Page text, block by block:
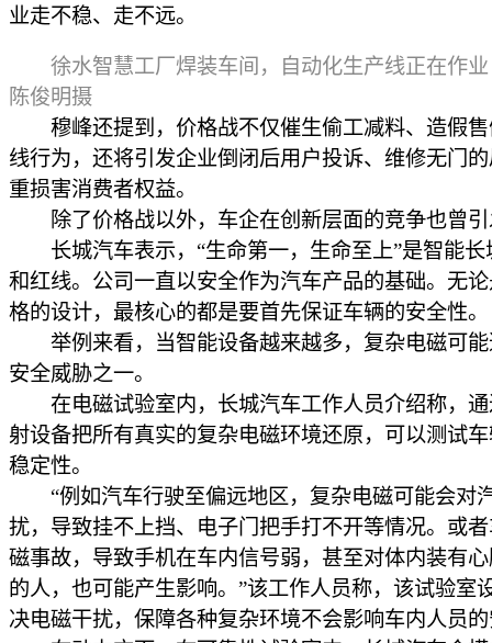
业走不稳、走不远。
徐水智慧工厂焊装车间，自动化生产线正在作
陈俊明摄
穆峰还提到，价格战不仅催生偷工减料、造假售
线行为，还将引发企业倒闭后用户投诉、维修无门
重损害消费者权益。
除了价格战以外，车企在创新层面的竞争也曾引
长城汽车表示，“生命第一，生命至上”是智能长
和红线。公司一直以安全作为汽车产品的基础。无
格的设计，最核心的都是要首先保证车辆的安全性。
举例来看，当智能设备越来越多，复杂电磁可能
安全威胁之一。
在电磁试验室内，长城汽车工作人员介绍称，通
射设备把所有真实的复杂电磁环境还原，可以测试
稳定性。
“例如汽车行驶至偏远地区，复杂电磁可能会对
扰，导致挂不上挡、电子门把手打不开等情况。或
磁事故，导致手机在车内信号弱，甚至对体内装有
的人，也可能产生影响。”该工作人员称，该试验室
决电磁干扰，保障各种复杂环境不会影响车内人员